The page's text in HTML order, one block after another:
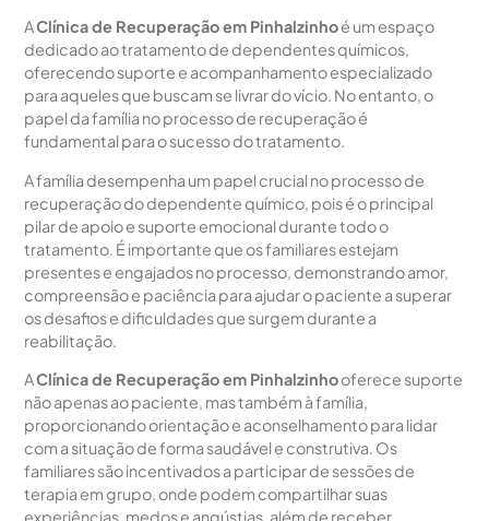
AClínica de Recuperação em Pinhalzinhoé um espaço
dedicado ao tratamento de dependentes químicos,
oferecendo suporte e acompanhamento especializado
para aqueles que buscam se livrar do vício. No entanto, o
papel da família no processo de recuperação é
fundamental para o sucesso do tratamento.
A família desempenha um papel crucial no processo de
recuperação do dependente químico, pois é o principal
pilar de apoio e suporte emocional durante todo o
tratamento. É importante que os familiares estejam
presentes e engajados no processo, demonstrando amor,
compreensão e paciência para ajudar o paciente a superar
os desafios e dificuldades que surgem durante a
reabilitação.
AClínica de Recuperação em Pinhalzinhooferece suporte
não apenas ao paciente, mas também à família,
proporcionando orientação e aconselhamento para lidar
com a situação de forma saudável e construtiva. Os
familiares são incentivados a participar de sessões de
terapia em grupo, onde podem compartilhar suas
experiências, medos e angústias, além de receber